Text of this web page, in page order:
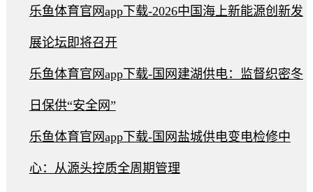
乐鱼体育官网app下载-2026中国海上新能源创新发
展论坛即将召开
乐鱼体育官网app下载-国网建湖供电：监督织密冬
日保供“安全网”
乐鱼体育官网app下载-国网盐城供电变电检修中
心：从源头控质全周期管理